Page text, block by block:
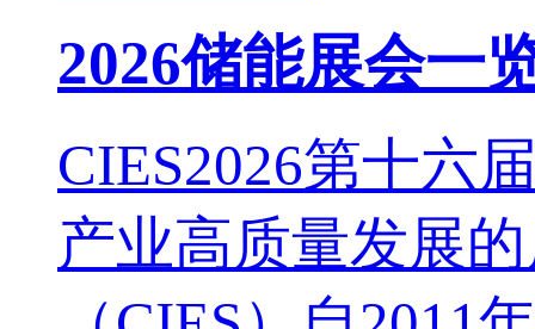
2026储能展会一
CIES2026第十六
产业高质量发展